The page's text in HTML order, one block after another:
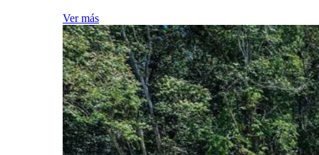
Ver más